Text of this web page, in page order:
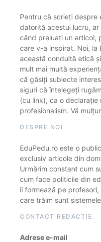
Pentru că scrieți despre
datorită acestui lucru,
când preluați un articol,
care v-a inspirat. Noi, la
această conduită etică
mult mai multă
că găsiți subiecte
siguri că înțelegeți
(cu link), ca o
profesionalism. Vă
DESPRE NOI
EduPedu.ro este o
exclusiv articole din
Urmărim constant cum
cum face politicile din
îi formează pe
care trăim sunt
CONTACT REDACȚIE
Adrese e-mail